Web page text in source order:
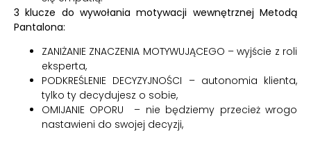
3 klucze do wywołania motywacji wewnętrznej Metodą
Pantalona:
ZANIŻANIE ZNACZENIA MOTYWUJĄCEGO – wyjście z roli
eksperta,
PODKREŚLENIE DECYZYJNOŚCI – autonomia klienta,
tylko ty decydujesz o sobie,
OMIJANIE OPORU – nie będziemy przecież wrogo
nastawieni do swojej decyzji,